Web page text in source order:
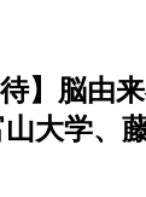
】脳由
大学、